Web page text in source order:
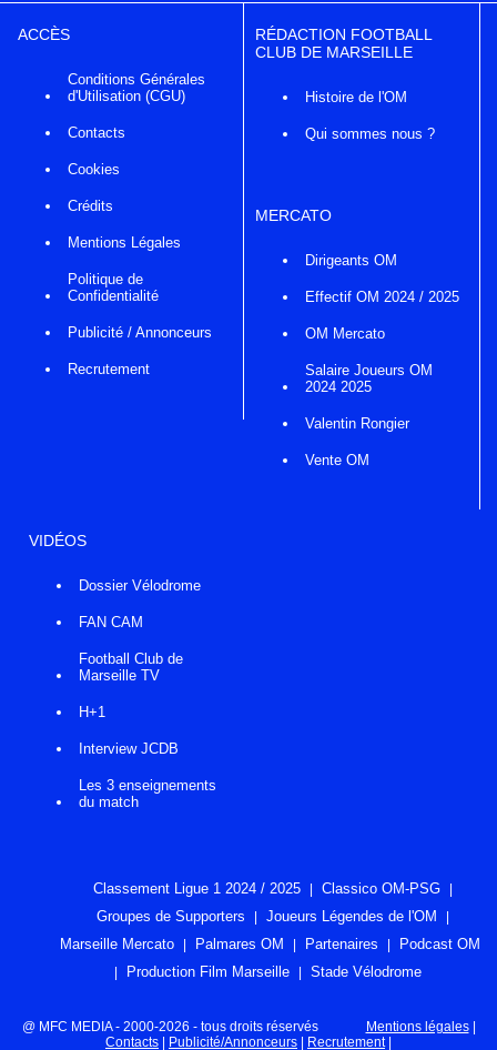
ACCÈS
Conditions Générales
d'Utilisation (CGU)
Contacts
Cookies
Crédits
Mentions Légales
Politique de
Confidentialité
Publicité / Annonceurs
Recrutement
RÉDACTION FOOTBALL
CLUB DE MARSEILLE
Histoire de l'OM
Qui sommes nous ?
MERCATO
Dirigeants OM
Effectif OM 2024 / 2025
OM Mercato
Salaire Joueurs OM
2024 2025
Valentin Rongier
Vente OM
VIDÉOS
Dossier Vélodrome
FAN CAM
Football Club de
Marseille TV
H+1
Interview JCDB
Les 3 enseignements
du match
Classement Ligue 1 2024 / 2025
Classico OM-PSG
Groupes de Supporters
Joueurs Légendes de l'OM
Marseille Mercato
Palmares OM Partenaires
Podcast OM
Production Film Marseille
Stade Vélodrome
@ MFC MEDIA - 2000-2026 - tous droits réservés Mentions légales|
Contacts
Publicité/Annonceurs Recrutement|